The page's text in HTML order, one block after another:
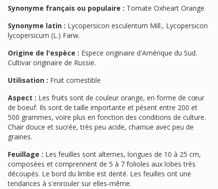
Synonyme français ou populaire : Tomate Oxheart Orange
Synonyme latin : Lycopersicon esculentum Mill., Lycopersicon
lycopersicum (L.) Farw.
Origine de l'espèce : Espece originaire d'Amérique du Sud.
Cultivar originaire de Russie.
Utilisation : Fruit comestible
Aspect : Les fruits sont de couleur orange, en forme de cœur
de boeuf. Ils sont de taille importante et pèsent entre 200 et
500 grammes, voire plus en fonction des conditions de culture.
Chair douce et sucrée, très peu acide, charnue avec peu de
graines.
Feuillage : Les feuilles sont alternes, longues de 10 à 25 cm,
composées et comprennent de 5 à 7 folioles aux lobes très
découpés. Le bord du limbe est denté. Les feuilles ont une
tendances à s'enrouler sur elles-même.